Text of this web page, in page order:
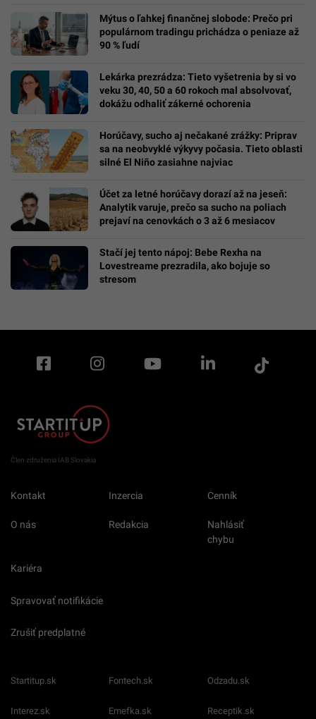
Mýtus o ľahkej finančnej slobode: Prečo pri
populárnom tradingu prichádza o peniaze až
90 % ľudí
Lekárka prezrádza: Tieto vyšetrenia by si vo
veku 30, 40, 50 a 60 rokoch mal absolvovať,
dokážu odhaliť zákerné ochorenia
Horúčavy, sucho aj nečakané zrážky: Priprav
sa na neobvyklé výkyvy počasia. Tieto oblasti
silné El Niño zasiahne najviac
Účet za letné horúčavy dorazí až na jeseň:
Analytik varuje, prečo sa sucho na poliach
prejaví na cenovkách o 3 až 6 mesiacov
Stačí jej tento nápoj: Bebe Rexha na
Lovestreame prezradila, ako bojuje so
stresom
Člen združenia IAB Slovakia
Kontakt Inzercia Cenník
O nás Redakcia
Nahlásiť
chybu
Kariéra
Spravovať notifikácie
Zrušiť predplatné
Startitup.sk Fontech.sk Odzadu.sk
Interez.sk Emefka.sk Receptik.sk